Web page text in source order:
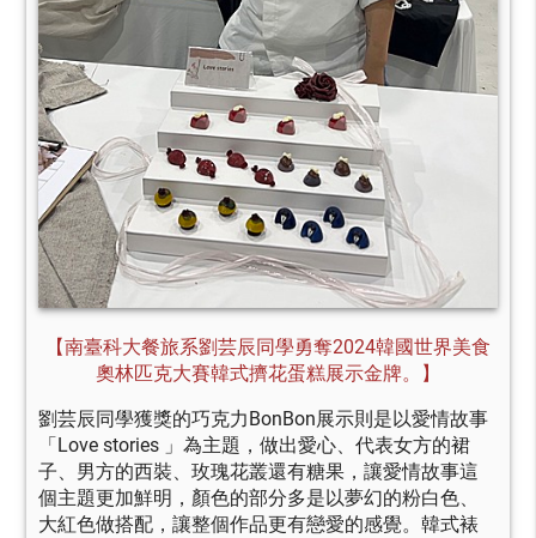
【南臺科大餐旅系劉芸辰同學勇奪2024韓國世界美食
奧林匹克大賽韓式擠花蛋糕展示金牌。】
劉芸辰同學獲獎的巧克力BonBon展示則是以愛情故事
「Love stories 」為主題，做出愛心、代表女方的裙
子、男方的西裝、玫瑰花叢還有糖果，讓愛情故事這
個主題更加鮮明，顏色的部分多是以夢幻的粉白色、
大紅色做搭配，讓整個作品更有戀愛的感覺。韓式裱